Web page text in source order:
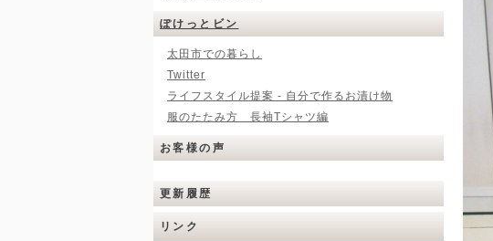
ぽけっとビン
太田市での暮らし
Twitter
ライフスタイル提案 - 自分で作るお漬け物
服のたたみ方 長袖Tシャツ編
お客様の声
更新履歴
リンク